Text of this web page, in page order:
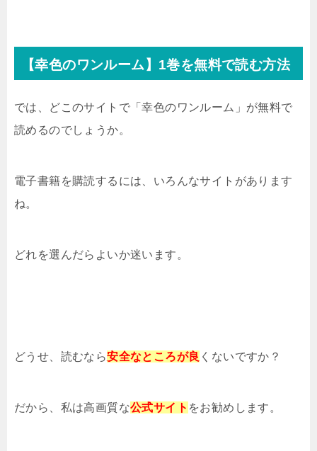
【幸色のワンルーム】1巻を無料で読む方法
では、どこのサイトで「幸色のワンルーム」が無料で
読めるのでしょうか。
電子書籍を購読するには、いろんなサイトがあります
ね。
どれを選んだらよいか迷います。
どうせ、読むなら安全なところが良 くないですか？
だから、私は高画質な公式サイト をお勧めします。